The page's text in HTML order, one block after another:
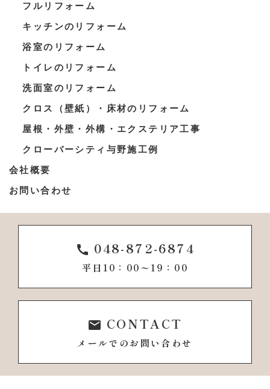
フルリフォーム
キッチンのリフォーム
浴室のリフォーム
トイレのリフォーム
洗面室のリフォーム
クロス（壁紙）・床材のリフォーム
屋根・外壁・外構・エクステリア工事
クローバーシティ与野施工例
会社概要
お問い合わせ
call 048-872-6874
平日10：00〜19：00
email CONTACT
メールでのお問い合わせ